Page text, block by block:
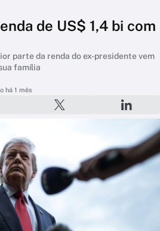
de US$ 1,4 bi com
parte da renda do ex-presidente vem
família
há 1 mês